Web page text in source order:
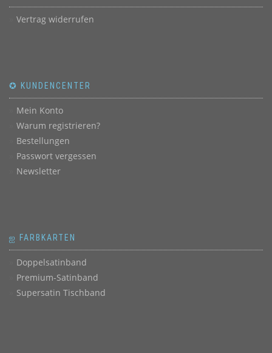
Vertrag widerrufen
✪ KUNDENCENTER
Mein Konto
Warum registrieren?
Bestellungen
Passwort vergessen
Newsletter
ஐ FARBKARTEN
Doppelsatinband
Premium-Satinband
Supersatin Tischband